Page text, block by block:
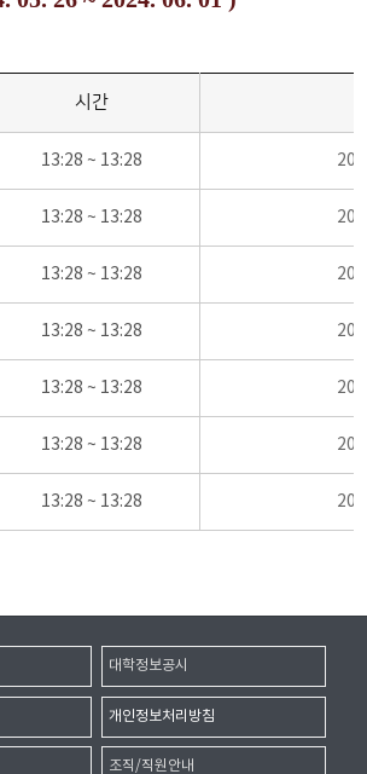
시간
13:28 ~ 13:28
13:28 ~ 13:28
13:28 ~ 13:28
13:28 ~ 13:28
13:28 ~ 13:28
13:28 ~ 13:28
13:28 ~ 13:28
대학정보공시
개인정보처리방침
조직/직원안내